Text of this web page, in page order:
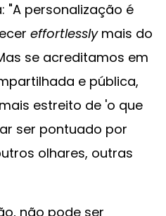
"A personalização é
effortlesslymais do
se acreditamos em
e pública,
estreito de 'o que
ser pontuado por
olhares, outras
não pode ser